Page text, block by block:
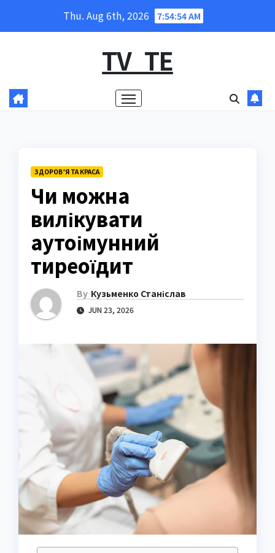
Thu. Aug 6th, 2026 7:54:55 AM
TV_TE
ЗДОРОВ’Я ТА КРАСА
Чи можна
вилікувати
аутоімунний
тиреоїдит
By Кузьменко Станіслав
JUN 23, 2026